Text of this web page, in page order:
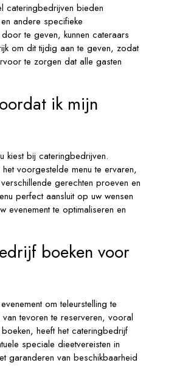
cateringbedrijven bieden
andere specifieke
te geven, kunnen cateraars
om dit tijdig aan te geven, zodat
te zorgen dat alle gasten
ik mijn
kiest bij cateringbedrijven.
voorgestelde menu te ervaren,
gerechten proeven en
perfect aansluit op uw wensen
evenement te optimaliseren en
boeken voor
om teleurstelling te
tevoren te reserveren, vooral
heeft het cateringbedrijf
speciale dieetvereisten in
garanderen van beschikbaarheid